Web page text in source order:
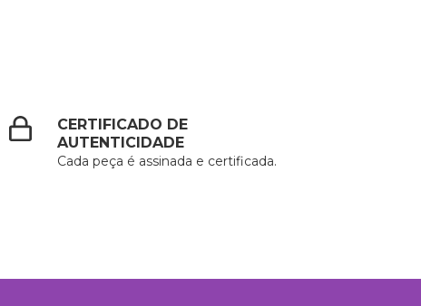
CERTIFICADO DE
AUTENTICIDADE
Cada peça é assinada e certificada.